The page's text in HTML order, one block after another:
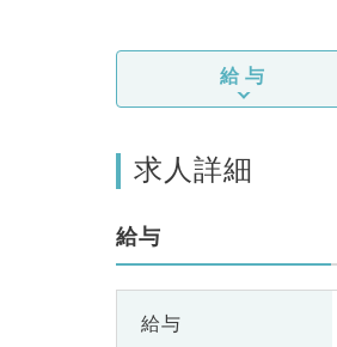
給与
求人詳細
給与
給与